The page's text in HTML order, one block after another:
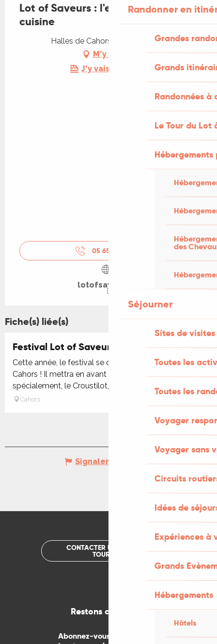
Randonner en
Grandes
Grands
Randonnées
Le Tour du Lot
des
Séjourner
Sites de visites
Toutes les
Toutes les
Voyager
Voyager sans
Circuits
Idées de
Expériences à
Grands
Hébergements
Hôtels
Lot of Saveurs : l'esprit Ferrer en
cuisine
Halles de Cahors, 46000 Cahors
M'y rendre
J'y vais en train !
05 65 53 20
lotofsaveurs.fr
Fiche(s) liée(s)
Festival Lot of Saveurs
Cette année, le festival se déroulera les 27 et 28 juin à
Cahors ! Il mettra en avant les produits locaux et, plus
spécialement, le Croustilot, produit vedette de...
Cahors
Signaler une erreur
CONTACTER UN OFFICE DE
TOURISME
Restons connectés
Abonnez-vous gratuitement